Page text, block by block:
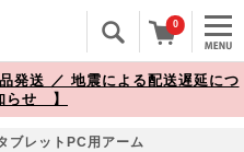
0
発送 ／ 地震による配送遅延につ
らせ 】
ブレットPC用アーム